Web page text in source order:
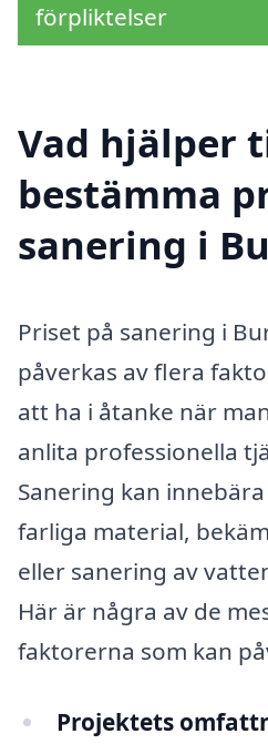
förpliktelser
Vad hjälper
bestämma
sanering i
Priset på sanering i
påverkas av flera
att ha i åtanke när
anlita professionella
Sanering kan
farliga material,
eller sanering av
Här är några av de
faktorerna som kan
Projektets